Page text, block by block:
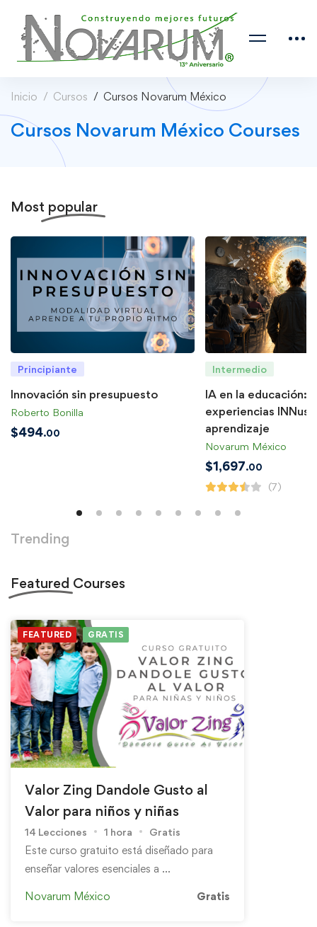
Inicio Cursos Cursos Novarum México
Cursos Novarum México Courses
Most popular
Principiante
Innovación sin presupuesto
Roberto Bonilla
$494.00
Intermedio
IA en la educación:
experiencias
aprendizaje
Novarum México
$1,697.00
(7)
Trending
Featured Courses
FEATURED GRATIS
Valor Zing Dandole Gusto al
Valor para niños y niñas
14 Lecciones 1 hora Gratis
Este curso gratuito está diseñado para
enseñar valores esenciales a …
Novarum México Gratis